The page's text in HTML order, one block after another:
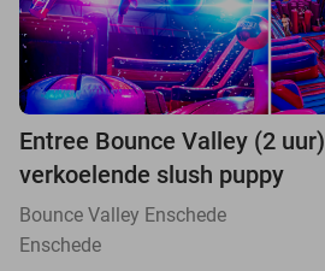
Entree Bounce Valley (2
verkoelende slush puppy
Bounce Valley Enschede
Enschede